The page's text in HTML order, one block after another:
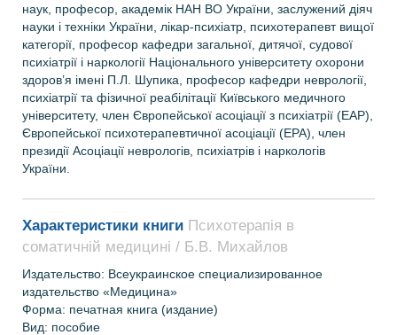
наук, професор, академік НАН ВО України, заслужений діяч
науки і техніки України, лікар-психіатр, психотерапевт вищої
категорії, професор кафедри загальної, дитячої, судової
психіатрії і наркології Національного університету охорони
здоров’я імені П.Л. Шупика, професор кафедри неврології,
психіатрії та фізичної реабілітації Київського медичного
університету, член Європейської асоціації з психіатрії (ЕАР),
Європейської психотерапевтичної асоціації (ЕРА), член
президії Асоціації неврологів, психіатрів і наркологів
України.
Характеристики книги Психотерапія в
соматичній медицині / Б.В. Михайлов
Издательство: Всеукраинское специализированное
издательство «Медицина»
Форма: печатная книга (издание)
Вид: пособие